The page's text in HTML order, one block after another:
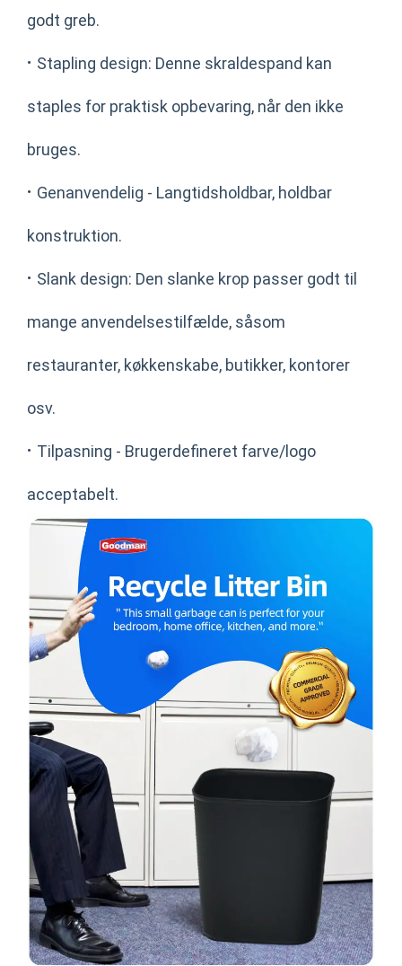
godt greb.
· Stapling design: Denne skraldespand kan
staples for praktisk opbevaring, når den ikke
bruges.
· Genanvendelig - Langtidsholdbar, holdbar
konstruktion.
· Slank design: Den slanke krop passer godt til
mange anvendelsestilfælde, såsom
restauranter, køkkenskabe, butikker, kontorer
osv.
· Tilpasning - Brugerdefineret farve/logo
acceptabelt.